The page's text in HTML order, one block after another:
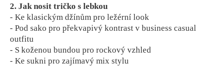
2. Jak nosit tričko s lebkou
- Ke klasickým džínům pro ležérní look
- Pod sako pro překvapivý kontrast v business casual
outfitu
- S koženou bundou pro rockový vzhled
- Ke sukni pro zajímavý mix stylu